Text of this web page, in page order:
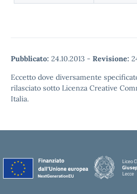
çankaya
ankara
escort
çankaya
escort
escort
escort
Pubblicato: 24.10.2013 - Revisione:
Eccetto dove diversamente
rilasciato sotto Licenza Creative
Italia.
Liceo
Lecce